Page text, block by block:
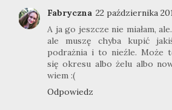
Fabryczna 22 października
A ja go jeszcze nie miałam,
ale muszę chyba kupić
podrażnia i to nieźle. Może
się okresu albo żelu albo
wiem :(
Odpowiedz